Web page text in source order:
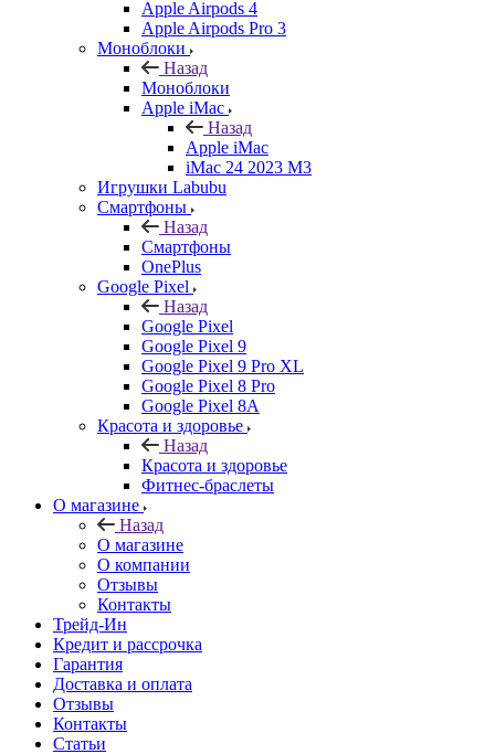
Apple Airpods 4
Apple Airpods Pro 3
Моноблоки
Назад
Моноблоки
Apple iMac
Назад
Apple iMac
iMac 24 2023 M3
Игрушки Labubu
Смартфоны
Назад
Смартфоны
OnePlus
Google Pixel
Назад
Google Pixel
Google Pixel 9
Google Pixel 9 Pro XL
Google Pixel 8 Pro
Google Pixel 8A
Красота и здоровье
Назад
Красота и здоровье
Фитнес-браслеты
О магазине
Назад
О магазине
О компании
Отзывы
Контакты
Трейд-Ин
Кредит и рассрочка
Гарантия
Доставка и оплата
Отзывы
Контакты
Статьи